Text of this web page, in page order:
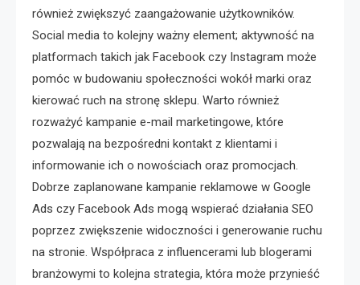
również zwiększyć zaangażowanie użytkowników.
Social media to kolejny ważny element; aktywność na
platformach takich jak Facebook czy Instagram może
pomóc w budowaniu społeczności wokół marki oraz
kierować ruch na stronę sklepu. Warto również
rozważyć kampanie e-mail marketingowe, które
pozwalają na bezpośredni kontakt z klientami i
informowanie ich o nowościach oraz promocjach.
Dobrze zaplanowane kampanie reklamowe w Google
Ads czy Facebook Ads mogą wspierać działania SEO
poprzez zwiększenie widoczności i generowanie ruchu
na stronie. Współpraca z influencerami lub blogerami
branżowymi to kolejna strategia, która może przynieść